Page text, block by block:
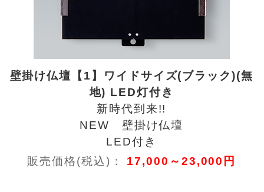
壁掛け仏壇【1】ワイドサイズ(ブラック)(無
地) LED灯付き
新時代到来!!
NEW 壁掛け仏壇
LED付き
販売価格(税込)： 17,000～23,000円